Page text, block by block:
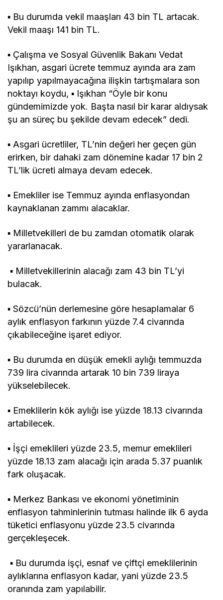
▪ Bu durumda vekil maaşları 43 bin TL artacak.
Vekil maaşı 141 bin TL.
▪ Çalışma ve Sosyal Güvenlik Bakanı Vedat
Işıkhan, asgari ücrete temmuz ayında ara zam
yapılıp yapılmayacağına ilişkin tartışmalara son
noktayı koydu, ▪ Işıkhan “Öyle bir konu
gündemimizde yok. Başta nasıl bir karar aldıysak
şu an süreç bu şekilde devam edecek” dedi.
▪ Asgari ücretliler, TL’nin değeri her geçen gün
erirken, bir dahaki zam dönemine kadar 17 bin 2
TL’lik ücreti almaya devam edecek.
▪ Emekliler ise Temmuz ayında enflasyondan
kaynaklanan zammı alacaklar.
▪ Milletvekilleri de bu zamdan otomatik olarak
yararlanacak.
▪ Milletvekillerinin alacağı zam 43 bin TL’yi
bulacak.
▪ Sözcü’nün derlemesine göre hesaplamalar 6
aylık enflasyon farkının yüzde 7.4 civarında
çıkabileceğine işaret ediyor.
▪ Bu durumda en düşük emekli aylığı temmuzda
739 lira civarında artarak 10 bin 739 liraya
yükselebilecek.
▪ Emeklilerin kök aylığı ise yüzde 18.13 civarında
artabilecek.
▪ İşçi emeklileri yüzde 23.5, memur emeklileri
yüzde 18.13 zam alacağı için arada 5.37 puanlık
fark oluşacak.
▪ Merkez Bankası ve ekonomi yönetiminin
enflasyon tahminlerinin tutması halinde ilk 6 ayda
tüketici enflasyonu yüzde 23.5 civarında
gerçekleşecek.
▪ Bu durumda işçi, esnaf ve çiftçi emeklilerinin
aylıklarına enflasyon kadar, yani yüzde 23.5
oranında zam yapılabilir.